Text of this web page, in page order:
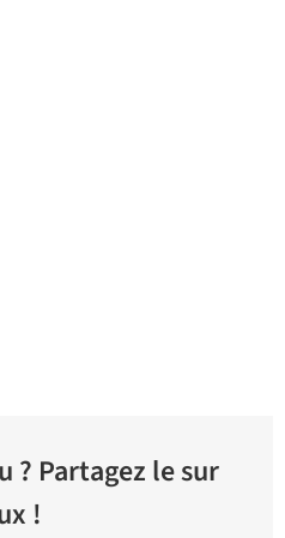
? Partagez le sur
!